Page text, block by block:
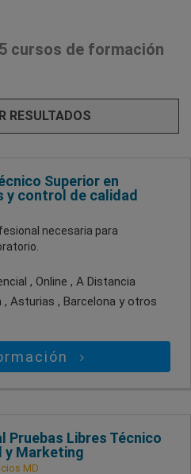
cursos de formación
RESULTADOS
Superior en
y control de calidad
necesaria para
, Online , A Distancia
, Asturias , Barcelona y otros
Pruebas Libres Técnico
y Marketing
MD